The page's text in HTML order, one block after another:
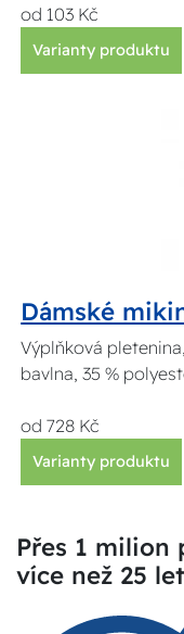
od 103 Kč
Varianty produktu
Dámské
Výplňková
bavlna, 35 %
od 728 Kč
Varianty produktu
Přes 1 milion
více než 25 let